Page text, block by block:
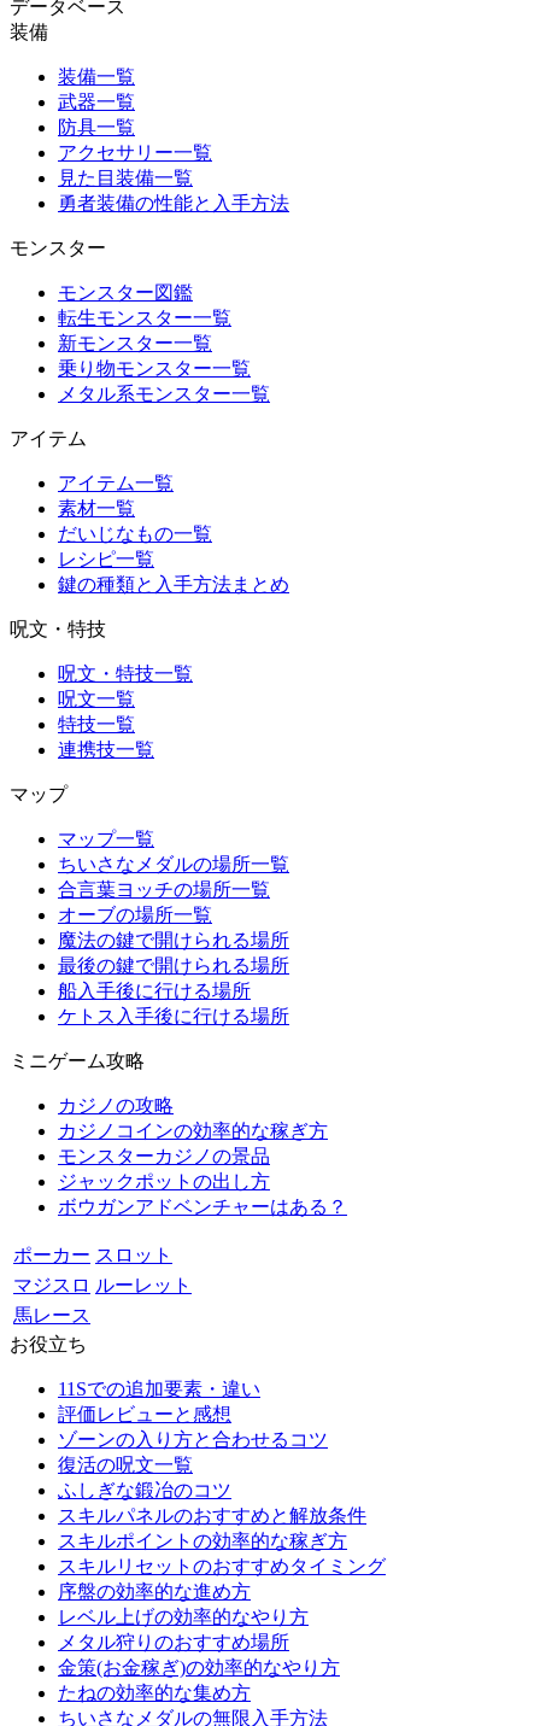
データベース
装備
装備一覧
武器一覧
防具一覧
アクセサリー一覧
見た目装備一覧
勇者装備の性能と入手方法
モンスター
モンスター図鑑
転生モンスター一覧
新モンスター一覧
乗り物モンスター一覧
メタル系モンスター一覧
アイテム
アイテム一覧
素材一覧
だいじなもの一覧
レシピ一覧
鍵の種類と入手方法まとめ
呪文・特技
呪文・特技一覧
呪文一覧
特技一覧
連携技一覧
マップ
マップ一覧
ちいさなメダルの場所一覧
合言葉ヨッチの場所一覧
オーブの場所一覧
魔法の鍵で開けられる場所
最後の鍵で開けられる場所
船入手後に行ける場所
ケトス入手後に行ける場所
ミニゲーム攻略
カジノの攻略
カジノコインの効率的な稼ぎ方
モンスターカジノの景品
ジャックポットの出し方
ボウガンアドベンチャーはある？
ポーカー スロット
マジスロ ルーレット
馬レース
お役立ち
11Sでの追加要素・違い
評価レビューと感想
ゾーンの入り方と合わせるコツ
復活の呪文一覧
ふしぎな鍛冶のコツ
スキルパネルのおすすめと解放条件
スキルポイントの効率的な稼ぎ方
スキルリセットのおすすめタイミング
序盤の効率的な進め方
レベル上げの効率的なやり方
メタル狩りのおすすめ場所
金策(お金稼ぎ)の効率的なやり方
たねの効率的な集め方
ちいさなメダルの無限入手方法